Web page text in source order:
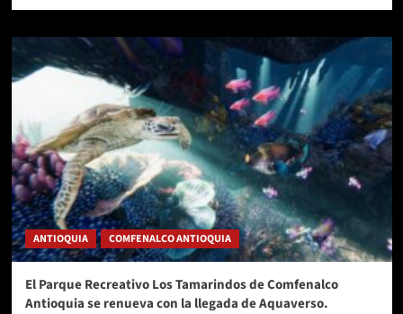
ANTIOQUIA COMFENALCO ANTIOQUIA
El Parque Recreativo Los Tamarindos de Comfenalco
Antioquia se renueva con la llegada de Aquaverso.